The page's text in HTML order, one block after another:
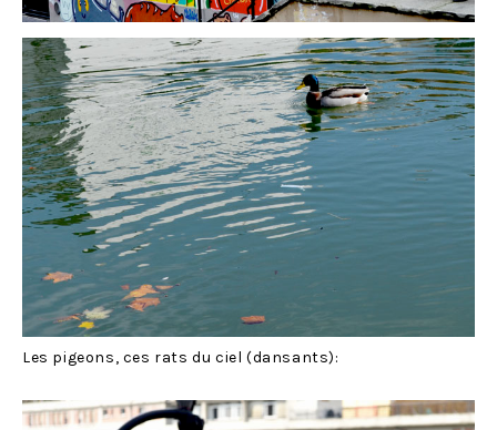
Les pigeons, ces rats du ciel (dansants):